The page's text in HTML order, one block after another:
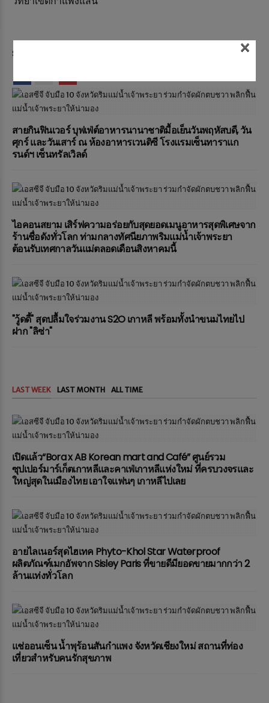
Share on:
สายกินฟินเวอร์ บุฟเฟ่ต์อาหารนานาชาติมื้อเย็นวันพฤหัสบดี, วัน
ศุกร์ และวันเสาร์ ณ ห้องอาหารเวนติซี โรงแรมเซ็นทาราแก
รนด์ฯ เซ็นทรัลเวิลด์
ไอคอนสยาม เสิร์ฟความอร่อยกับสุดยอดเมนูอาหารสุดพิเศษจาก
ร้านชื่อดังทั่วโลก ท่ามกลางทัศนียภาพริมแม่น้ำเจ้าพระยา
ต้อนรับเทศกาลวันแม่ตลอดเดือนสิงหาคมนี้
"วู้ดดี้" สุดปลื้มใจร่วมงาน S2O เกาหลี พร้อมทั้งนำขนมไทยไป
ฝาก "ลิซ่า"
LAST WEEK LAST MONTH ALL TIME
เปิดแล้ว“Bora x AB Korean mart and Café” ศูนย์รวม
ซุปเปอร์มาร์เก็ตเกาหลีและคาเฟ่เกาหลีแห่งใหม่ ที่ครบวงจรและ
ใหญ่สุดในเมืองไทย เอาใจแฟนๆ เกาหลีไปเลย
อายไลเนอร์สุดไฮเทค Phyto-Khol Star Waterproof
ผลิตภัณฑ์เมกอัพจาก Sisley Paris ที่ขายดีมียอดขายมากกว่า 2
ล้านแท่งทั่วโลก
แช่ออนเซ็น น้ำพุร้อนสันกำแพง จังหวัดเชียงใหม่ สถานที่ท่อง
เที่ยวสำหรับคนรักสุขภาพ
×